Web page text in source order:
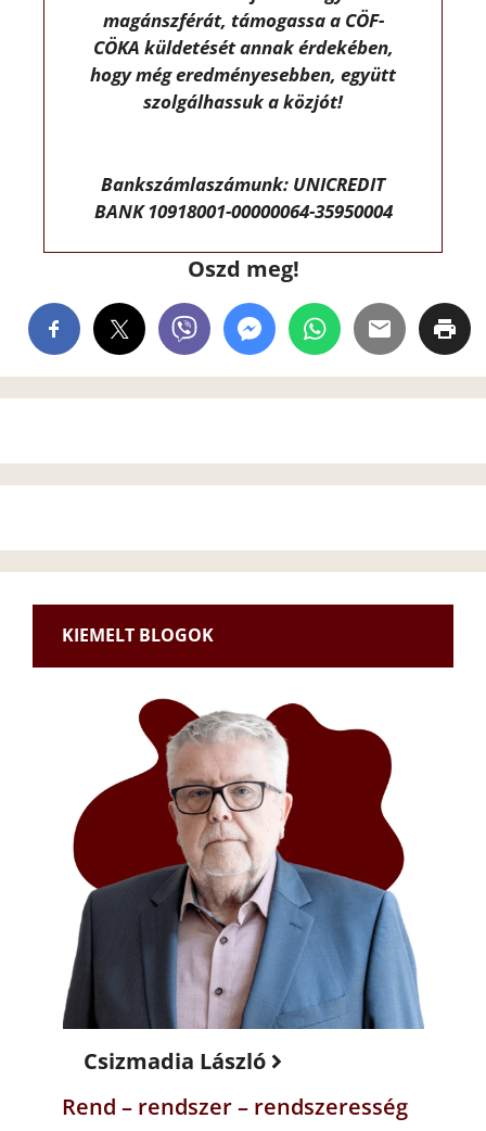
magánszférát, támogassa a CÖF-
CÖKA küldetését annak érdekében,
hogy még eredményesebben, együtt
szolgálhassuk a közjót!
Bankszámlaszámunk: UNICREDIT
BANK 10918001-00000064-35950004
Oszd meg!
KIEMELT BLOGOK
Csizmadia László
Rend – rendszer – rendszeresség